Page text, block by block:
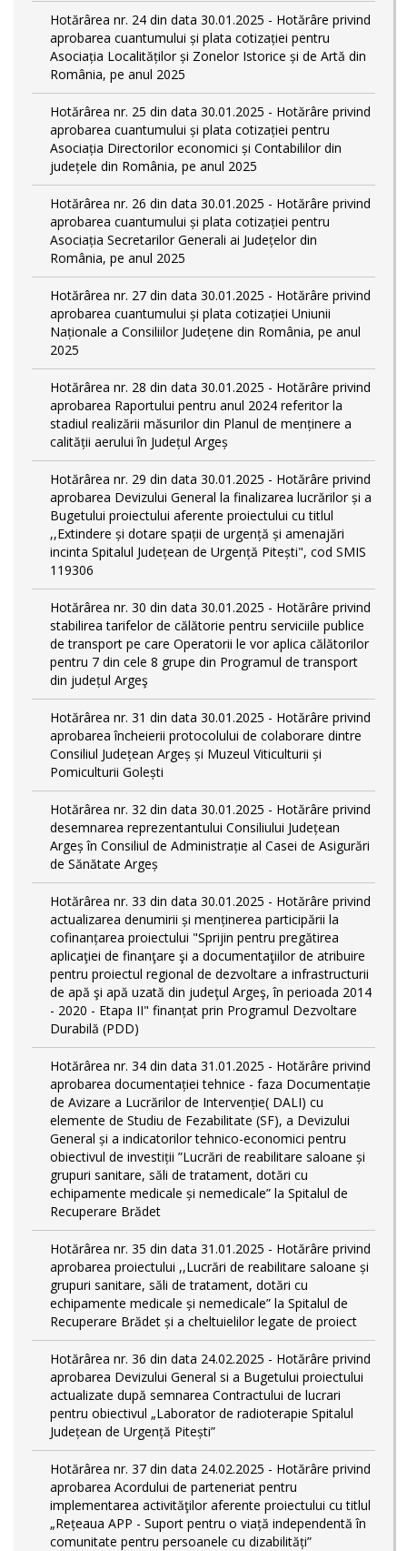
Hotărârea nr. 24 din data 30.01.2025 - Hotărâre privind
aprobarea cuantumului și plata cotizației pentru
Asociația Localităților și Zonelor Istorice și de Artă din
România, pe anul 2025
Hotărârea nr. 25 din data 30.01.2025 - Hotărâre privind
aprobarea cuantumului și plata cotizației pentru
Asociația Directorilor economici și Contabililor din
județele din România, pe anul 2025
Hotărârea nr. 26 din data 30.01.2025 - Hotărâre privind
aprobarea cuantumului și plata cotizației pentru
Asociația Secretarilor Generali ai Județelor din
România, pe anul 2025
Hotărârea nr. 27 din data 30.01.2025 - Hotărâre privind
aprobarea cuantumului și plata cotizației Uniunii
Naționale a Consiliilor Județene din România, pe anul
2025
Hotărârea nr. 28 din data 30.01.2025 - Hotărâre privind
aprobarea Raportului pentru anul 2024 referitor la
stadiul realizării măsurilor din Planul de menținere a
calității aerului în Județul Argeș
Hotărârea nr. 29 din data 30.01.2025 - Hotărâre privind
aprobarea Devizului General la finalizarea lucrărilor și a
Bugetului proiectului aferente proiectului cu titlul
,,Extindere și dotare spații de urgență și amenajări
incinta Spitalul Județean de Urgență Pitești", cod SMIS
119306
Hotărârea nr. 30 din data 30.01.2025 - Hotărâre privind
stabilirea tarifelor de călătorie pentru serviciile publice
de transport pe care Operatorii le vor aplica călătorilor
pentru 7 din cele 8 grupe din Programul de transport
din județul Argeş
Hotărârea nr. 31 din data 30.01.2025 - Hotărâre privind
aprobarea încheierii protocolului de colaborare dintre
Consiliul Județean Argeș și Muzeul Viticulturii și
Pomiculturii Golești
Hotărârea nr. 32 din data 30.01.2025 - Hotărâre privind
desemnarea reprezentantului Consiliului Județean
Argeș în Consiliul de Administrație al Casei de Asigurări
de Sănătate Argeș
Hotărârea nr. 33 din data 30.01.2025 - Hotărâre privind
actualizarea denumirii și menținerea participării la
cofinanțarea proiectului "Sprijin pentru pregătirea
aplicaţiei de finanţare şi a documentaţiilor de atribuire
pentru proiectul regional de dezvoltare a infrastructurii
de apă şi apă uzată din judeţul Argeş, în perioada 2014
- 2020 - Etapa II" finanțat prin Programul Dezvoltare
Durabilă (PDD)
Hotărârea nr. 34 din data 31.01.2025 - Hotărâre privind
aprobarea documentației tehnice - faza Documentație
de Avizare a Lucrărilor de Intervenție( DALI) cu
elemente de Studiu de Fezabilitate (SF), a Devizului
General și a indicatorilor tehnico-economici pentru
obiectivul de investiții ”Lucrări de reabilitare saloane și
grupuri sanitare, săli de tratament, dotări cu
echipamente medicale și nemedicale” la Spitalul de
Recuperare Brădet
Hotărârea nr. 35 din data 31.01.2025 - Hotărâre privind
aprobarea proiectului ,,Lucrări de reabilitare saloane și
grupuri sanitare, săli de tratament, dotări cu
echipamente medicale și nemedicale” la Spitalul de
Recuperare Brădet și a cheltuielilor legate de proiect
Hotărârea nr. 36 din data 24.02.2025 - Hotărâre privind
aprobarea Devizului General si a Bugetului proiectului
actualizate după semnarea Contractului de lucrari
pentru obiectivul „Laborator de radioterapie Spitalul
Județean de Urgență Pitești”
Hotărârea nr. 37 din data 24.02.2025 - Hotărâre privind
aprobarea Acordului de parteneriat pentru
implementarea activităţilor aferente proiectului cu titlul
„Rețeaua APP - Suport pentru o viață independentă în
comunitate pentru persoanele cu dizabilități”